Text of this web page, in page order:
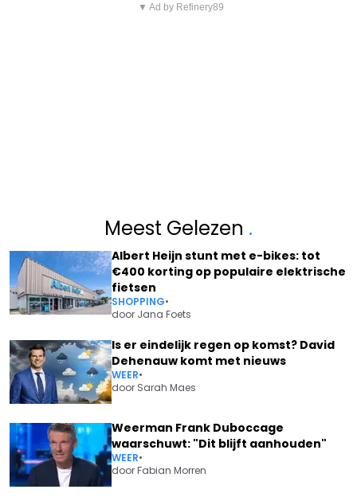
▼ Ad by Refinery89
Meest Gelezen .
Albert Heijn stunt met e-bikes: tot
€400 korting op populaire elektrische
fietsen
SHOPPING•
door Jana Foets
Is er eindelijk regen op komst? David
Dehenauw komt met nieuws
WEER•
door Sarah Maes
Weerman Frank Duboccage
waarschuwt: "Dit blijft aanhouden"
WEER•
doorFabian Morren